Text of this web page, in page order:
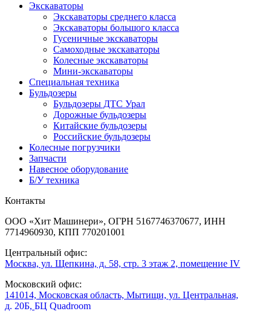
Экскаваторы
Экскаваторы среднего класса
Экскаваторы большого класса
Гусеничные экскаваторы
Самоходные экскаваторы
Колесные экскаваторы
Мини-экскаваторы
Специальная техника
Бульдозеры
Бульдозеры ДТС Урал
Дорожные бульдозеры
Китайские бульдозеры
Российские бульдозеры
Колесные погрузчики
Запчасти
Навесное оборудование
Б/У техника
Контакты
ООО «Хит Машинери», ОГРН 5167746370677, ИНН
7714960930, КПП 770201001
Центральный офис:
Москва, ул. Щепкина, д. 58, стр. 3 этаж 2, помещение IV
Московский офис:
141014, Московская область, Мытищи, ул. Центральная,
д. 20Б, БЦ Quadroom